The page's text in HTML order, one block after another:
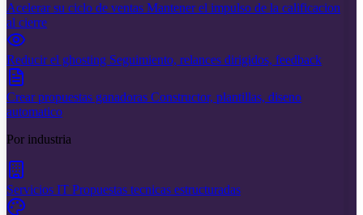
Acelerar su ciclo de ventas Mantener el impulso de la calificacion
al cierre
Reducir el ghosting Seguimiento, relances dirigidos, feedback
Crear propuestas ganadoras Constructor, plantillas, diseno
automatico
Por industria
Servicios IT Propuestas tecnicas estructuradas